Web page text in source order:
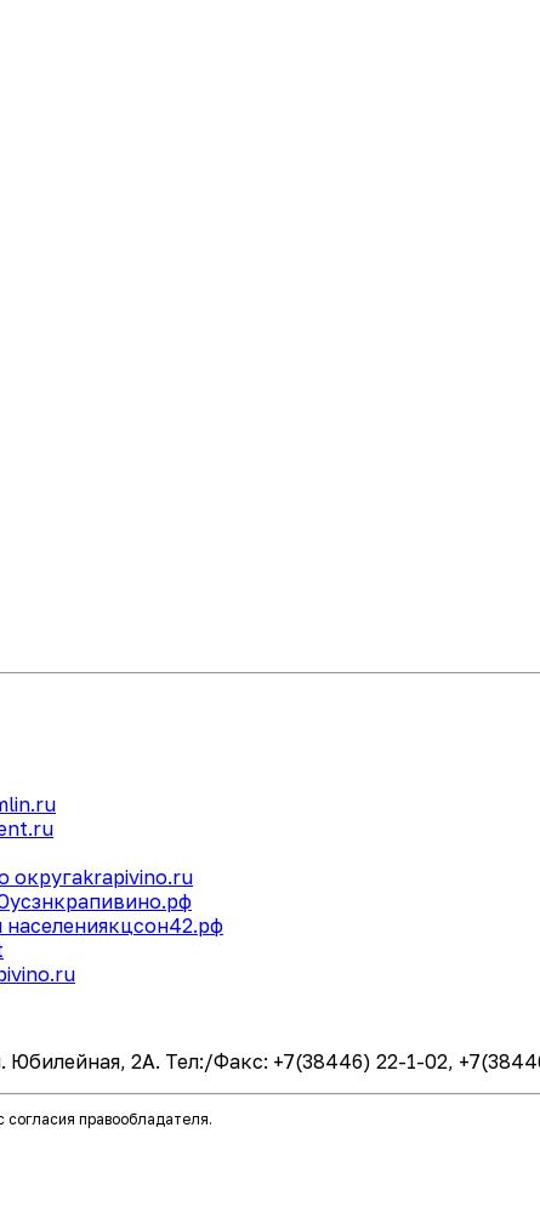
округаkrapivino.ru
усзнкрапивино.рф
кцсон42.рф
2А. Тел:/Факс: +7(38446) 22-1-02,
правообладателя.